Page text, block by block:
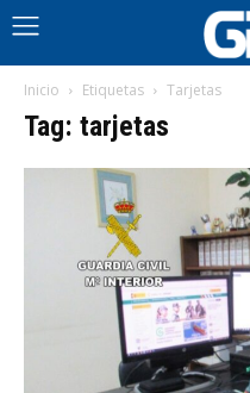
Inicio Etiquetas Tarjetas
Tag: tarjetas